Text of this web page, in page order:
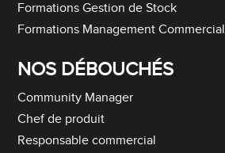
Formations Gestion de Stock
Formations Management Commercial
NOS DÉBOUCHÉS
Community Manager
Chef de produit
Responsable commercial